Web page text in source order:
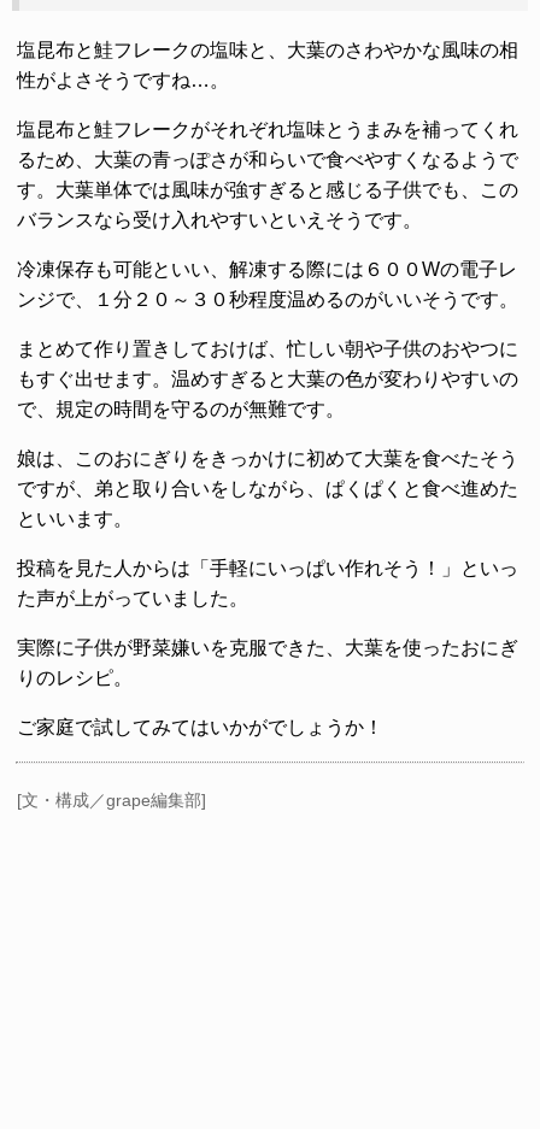
塩昆布と鮭フレークの塩味と、大葉のさわやかな風味の相
性がよさそうですね…。
塩昆布と鮭フレークがそれぞれ塩味とうまみを補ってくれ
るため、大葉の青っぽさが和らいで食べやすくなるようで
す。大葉単体では風味が強すぎると感じる子供でも、この
バランスなら受け入れやすいといえそうです。
冷凍保存も可能といい、解凍する際には６００Wの電子レ
ンジで、１分２０～３０秒程度温めるのがいいそうです。
まとめて作り置きしておけば、忙しい朝や子供のおやつに
もすぐ出せます。温めすぎると大葉の色が変わりやすいの
で、規定の時間を守るのが無難です。
娘は、このおにぎりをきっかけに初めて大葉を食べたそう
ですが、弟と取り合いをしながら、ぱくぱくと食べ進めた
といいます。
投稿を見た人からは「手軽にいっぱい作れそう！」といっ
た声が上がっていました。
実際に子供が野菜嫌いを克服できた、大葉を使ったおにぎ
りのレシピ。
ご家庭で試してみてはいかがでしょうか！
[文・構成／grape編集部]